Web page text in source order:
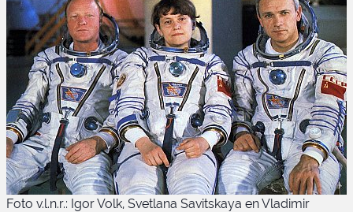
Foto v.l.n.r.: Igor Volk, Svetlana Savitskaya en Vladimir